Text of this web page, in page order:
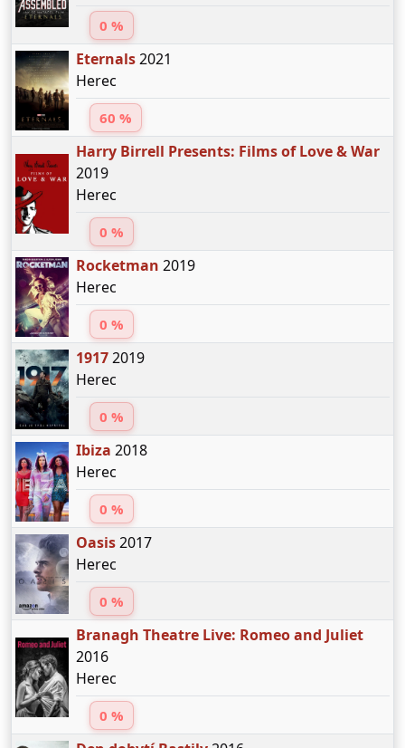
0 %
Eternals2021
Herec
60 %
Harry Birrell Presents: Films of Love & War
2019
Herec
0 %
Rocketman 2019
Herec
0 %
19172019
Herec
0 %
Ibiza 2018
Herec
0 %
Oasis2017
Herec
0 %
Branagh Theatre Live: Romeo and Juliet
2016
Herec
0 %